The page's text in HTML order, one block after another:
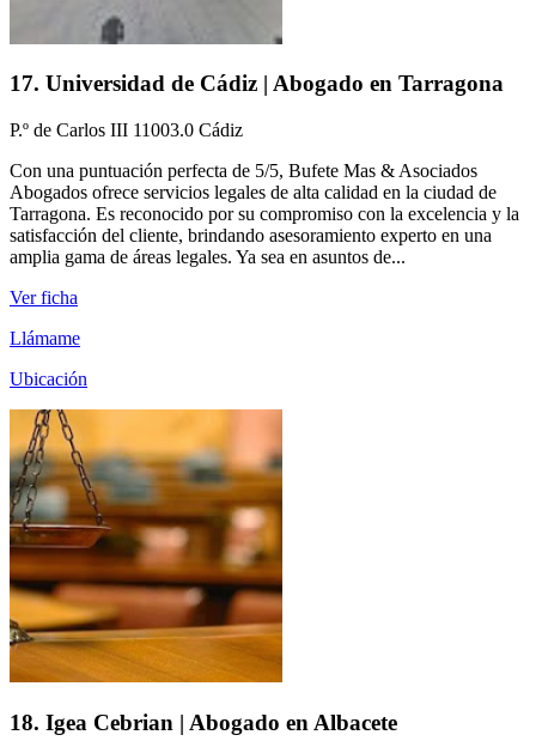
17. Universidad de Cádiz | Abogado en Tarragona
P.º de Carlos III 11003.0 Cádiz
Con una puntuación perfecta de 5/5, Bufete Mas & Asociados
Abogados ofrece servicios legales de alta calidad en la ciudad de
Tarragona. Es reconocido por su compromiso con la excelencia y la
satisfacción del cliente, brindando asesoramiento experto en una
amplia gama de áreas legales. Ya sea en asuntos de...
Ver ficha
Llámame
Ubicación
18. Igea Cebrian | Abogado en Albacete